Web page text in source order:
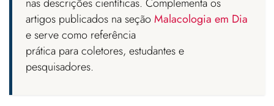
artigos publicados na seçãoMalacologia em Dia
e serve como referência
prática para coletores, estudantes e
pesquisadores.